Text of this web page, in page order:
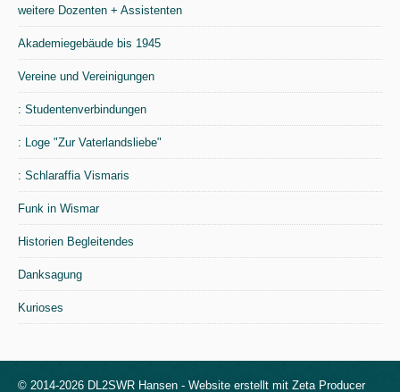
weitere Dozenten + Assistenten
Akademiegebäude bis 1945
Vereine und Vereinigungen
: Studentenverbindungen
: Loge "Zur Vaterlandsliebe"
: Schlaraffia Vismaris
Funk in Wismar
Historien Begleitendes
Danksagung
Kurioses
© 2014-2026 DL2SWR Hansen - Website erstellt mit Zeta Producer